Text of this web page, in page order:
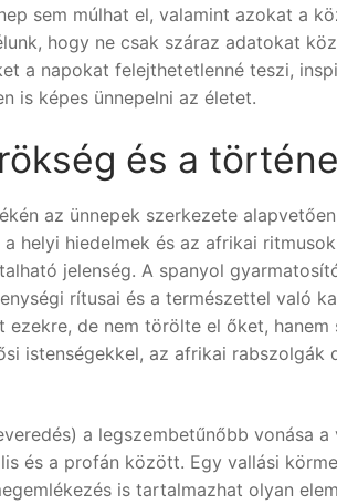
sem múlhat el, valamint azokat a
hogy ne csak száraz adatokat
a napokat felejthetetlenné teszi,
is képes ünnepelni az életet.
és a
az ünnepek szerkezete
helyi hiedelmek és az afrikai
jelenség. A spanyol
rítusai és a természettel való
de nem törölte el őket,
istenségekkel, az afrikai
a legszembetűnőbb vonása
és a profán között. Egy vallási
is tartalmazhat olyan